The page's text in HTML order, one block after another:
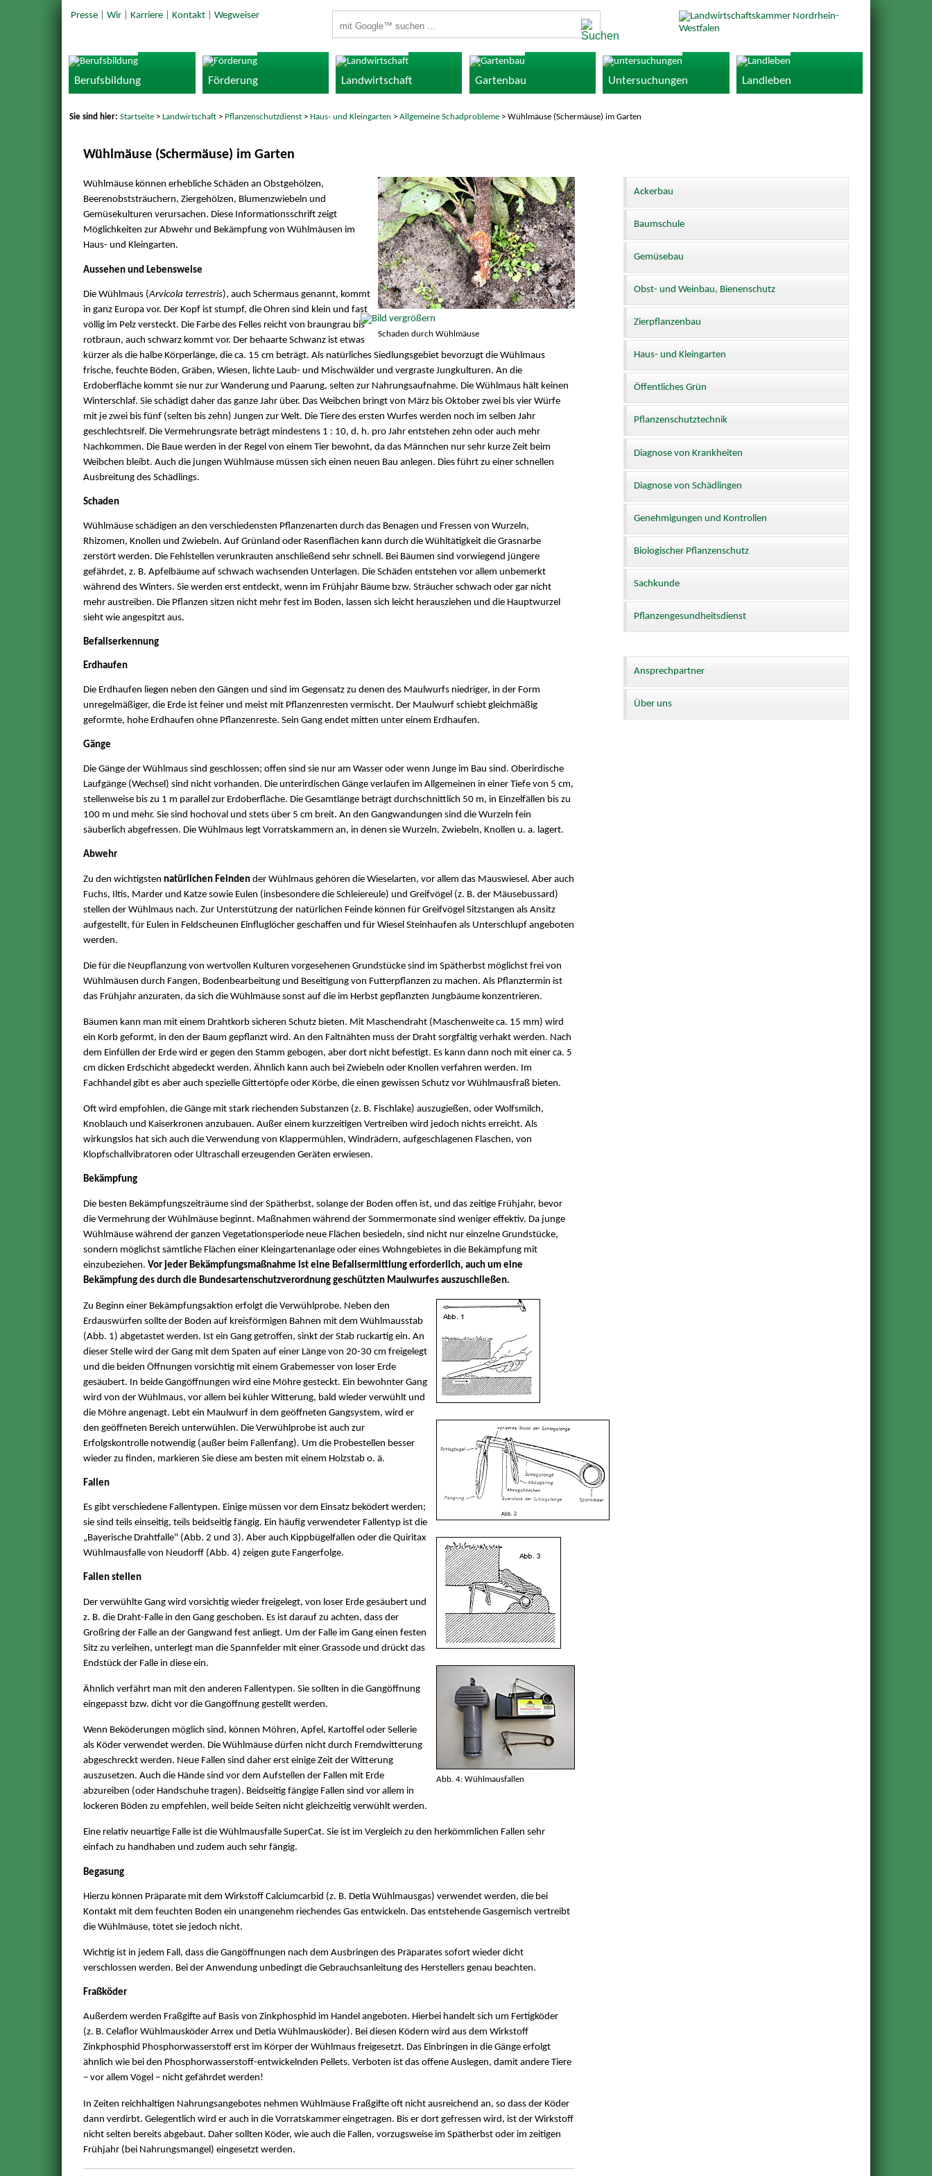
Presse| Wir| Karriere| Kontakt| Wegweiser
Berufsbildung Förderung Landwirtschaft Gartenbau Untersuchungen Landleben
Sie sind hier:Startseite >Landwirtschaft > Pflanzenschutzdienst >Haus- und Kleingarten >Allgemeine Schadprobleme > Wühlmäuse (Schermäuse) im Garten
Wühlmäuse (Schermäuse) im Garten
Schaden durch Wühlmäuse
Wühlmäuse können erhebliche Schäden an Obstgehölzen,
Beerenobststräuchern, Ziergehölzen, Blumenzwiebeln und
Gemüsekulturen verursachen. Diese Informationsschrift zeigt
Möglichkeiten zur Abwehr und Bekämpfung von Wühlmäusen im
Haus- und Kleingarten.
Aussehen und Lebensweise
Die Wühlmaus (Arvicola terrestris), auch Schermaus genannt, kommt
in ganz Europa vor. Der Kopf ist stumpf, die Ohren sind klein und fast
völlig im Pelz versteckt. Die Farbe des Felles reicht von braungrau bis
rotbraun, auch schwarz kommt vor. Der behaarte Schwanz ist etwas
kürzer als die halbe Körperlänge, die ca. 15 cm beträgt. Als natürliches Siedlungsgebiet bevorzugt die Wühlmaus
frische, feuchte Böden, Gräben, Wiesen, lichte Laub- und Mischwälder und vergraste Jungkulturen. An die
Erdoberfläche kommt sie nur zur Wanderung und Paarung, selten zur Nahrungsaufnahme. Die Wühlmaus hält keinen
Winterschlaf. Sie schädigt daher das ganze Jahr über. Das Weibchen bringt von März bis Oktober zwei bis vier Würfe
mit je zwei bis fünf (selten bis zehn) Jungen zur Welt. Die Tiere des ersten Wurfes werden noch im selben Jahr
geschlechtsreif. Die Vermehrungsrate beträgt mindestens 1 : 10, d. h. pro Jahr entstehen zehn oder auch mehr
Nachkommen. Die Baue werden in der Regel von einem Tier bewohnt, da das Männchen nur sehr kurze Zeit beim
Weibchen bleibt. Auch die jungen Wühlmäuse müssen sich einen neuen Bau anlegen. Dies führt zu einer schnellen
Ausbreitung des Schädlings.
Schaden
Wühlmäuse schädigen an den verschiedensten Pflanzenarten durch das Benagen und Fressen von Wurzeln,
Rhizomen, Knollen und Zwiebeln. Auf Grünland oder Rasenflächen kann durch die Wühltätigkeit die Grasnarbe
zerstört werden. Die Fehlstellen verunkrauten anschließend sehr schnell. Bei Bäumen sind vorwiegend jüngere
gefährdet, z. B. Apfelbäume auf schwach wachsenden Unterlagen. Die Schäden entstehen vor allem unbemerkt
während des Winters. Sie werden erst entdeckt, wenn im Frühjahr Bäume bzw. Sträucher schwach oder gar nicht
mehr austreiben. Die Pflanzen sitzen nicht mehr fest im Boden, lassen sich leicht herausziehen und die Hauptwurzel
sieht wie angespitzt aus.
Befallserkennung
Erdhaufen
Die Erdhaufen liegen neben den Gängen und sind im Gegensatz zu denen des Maulwurfs niedriger, in der Form
unregelmäßiger, die Erde ist feiner und meist mit Pflanzenresten vermischt. Der Maulwurf schiebt gleichmäßig
geformte, hohe Erdhaufen ohne Pflanzenreste. Sein Gang endet mitten unter einem Erdhaufen.
Gänge
Die Gänge der Wühlmaus sind geschlossen; offen sind sie nur am Wasser oder wenn Junge im Bau sind. Oberirdische
Laufgänge (Wechsel) sind nicht vorhanden. Die unterirdischen Gänge verlaufen im Allgemeinen in einer Tiefe von 5 cm,
stellenweise bis zu 1 m parallel zur Erdoberfläche. Die Gesamtlänge beträgt durchschnittlich 50 m, in Einzelfällen bis zu
100 m und mehr. Sie sind hochoval und stets über 5 cm breit. An den Gangwandungen sind die Wurzeln fein
säuberlich abgefressen. Die Wühlmaus legt Vorratskammern an, in denen sie Wurzeln, Zwiebeln, Knollen u. a. lagert.
Abwehr
Zu den wichtigsten natürlichen Feinden der Wühlmaus gehören die Wieselarten, vor allem das Mauswiesel. Aber auch
Fuchs, Iltis, Marder und Katze sowie Eulen (insbesondere die Schleiereule) und Greifvögel (z. B. der Mäusebussard)
stellen der Wühlmaus nach. Zur Unterstützung der natürlichen Feinde können für Greifvögel Sitzstangen als Ansitz
aufgestellt, für Eulen in Feldscheunen Einfluglöcher geschaffen und für Wiesel Steinhaufen als Unterschlupf angeboten
werden.
Die für die Neupflanzung von wertvollen Kulturen vorgesehenen Grundstücke sind im Spätherbst möglichst frei von
Wühlmäusen durch Fangen, Bodenbearbeitung und Beseitigung von Futterpflanzen zu machen. Als Pflanztermin ist
das Frühjahr anzuraten, da sich die Wühlmäuse sonst auf die im Herbst gepflanzten Jungbäume konzentrieren.
Bäumen kann man mit einem Drahtkorb sicheren Schutz bieten. Mit Maschendraht (Maschenweite ca. 15 mm) wird
ein Korb geformt, in den der Baum gepflanzt wird. An den Faltnähten muss der Draht sorgfältig verhakt werden. Nach
dem Einfüllen der Erde wird er gegen den Stamm gebogen, aber dort nicht befestigt. Es kann dann noch mit einer ca. 5
cm dicken Erdschicht abgedeckt werden. Ähnlich kann auch bei Zwiebeln oder Knollen verfahren werden. Im
Fachhandel gibt es aber auch spezielle Gittertöpfe oder Körbe, die einen gewissen Schutz vor Wühlmausfraß bieten.
Oft wird empfohlen, die Gänge mit stark riechenden Substanzen (z. B. Fischlake) auszugießen, oder Wolfsmilch,
Knoblauch und Kaiserkronen anzubauen. Außer einem kurzzeitigen Vertreiben wird jedoch nichts erreicht. Als
wirkungslos hat sich auch die Verwendung von Klappermühlen, Windrädern, aufgeschlagenen Flaschen, von
Klopfschallvibratoren oder Ultraschall erzeugenden Geräten erwiesen.
Bekämpfung
Die besten Bekämpfungszeiträume sind der Spätherbst, solange der Boden offen ist, und das zeitige Frühjahr, bevor
die Vermehrung der Wühlmäuse beginnt. Maßnahmen während der Sommermonate sind weniger effektiv. Da junge
Wühlmäuse während der ganzen Vegetationsperiode neue Flächen besiedeln, sind nicht nur einzelne Grundstücke,
sondern möglichst sämtliche Flächen einer Kleingartenanlage oder eines Wohngebietes in die Bekämpfung mit
einzubeziehen. Vor jeder Bekämpfungsmaßnahme ist eine Befallsermittlung erforderlich, auch um eine
Bekämpfung des durch die Bundesartenschutzverordnung geschützten Maulwurfes auszuschließen.
Abb. 4: Wühlmausfallen
Zu Beginn einer Bekämpfungsaktion erfolgt die Verwühlprobe. Neben den
Erdauswürfen sollte der Boden auf kreisförmigen Bahnen mit dem Wühlmausstab
(Abb. 1) abgetastet werden. Ist ein Gang getroffen, sinkt der Stab ruckartig ein. An
dieser Stelle wird der Gang mit dem Spaten auf einer Länge von 20-30 cm freigelegt
und die beiden Öffnungen vorsichtig mit einem Grabemesser von loser Erde
gesäubert. In beide Gangöffnungen wird eine Möhre gesteckt. Ein bewohnter Gang
wird von der Wühlmaus, vor allem bei kühler Witterung, bald wieder verwühlt und
die Möhre angenagt. Lebt ein Maulwurf in dem geöffneten Gangsystem, wird er
den geöffneten Bereich unterwühlen. Die Verwühlprobe ist auch zur
Erfolgskontrolle notwendig (außer beim Fallenfang). Um die Probestellen besser
wieder zu finden, markieren Sie diese am besten mit einem Holzstab o. ä.
Fallen
Es gibt verschiedene Fallentypen. Einige müssen vor dem Einsatz beködert werden;
sie sind teils einseitig, teils beidseitig fängig. Ein häufig verwendeter Fallentyp ist die
„Bayerische Drahtfalle" (Abb. 2 und 3). Aber auch Kippbügelfallen oder die Quiritax
Wühlmausfalle von Neudorff (Abb. 4) zeigen gute Fangerfolge.
Fallen stellen
Der verwühlte Gang wird vorsichtig wieder freigelegt, von loser Erde gesäubert und
z. B. die Draht-Falle in den Gang geschoben. Es ist darauf zu achten, dass der
Großring der Falle an der Gangwand fest anliegt. Um der Falle im Gang einen festen
Sitz zu verleihen, unterlegt man die Spannfelder mit einer Grassode und drückt das
Endstück der Falle in diese ein.
Ähnlich verfährt man mit den anderen Fallentypen. Sie sollten in die Gangöffnung
eingepasst bzw. dicht vor die Gangöffnung gestellt werden.
Wenn Beköderungen möglich sind, können Möhren, Apfel, Kartoffel oder Sellerie
als Köder verwendet werden. Die Wühlmäuse dürfen nicht durch Fremdwitterung
abgeschreckt werden. Neue Fallen sind daher erst einige Zeit der Witterung
auszusetzen. Auch die Hände sind vor dem Aufstellen der Fallen mit Erde
abzureiben (oder Handschuhe tragen). Beidseitig fängige Fallen sind vor allem in
lockeren Böden zu empfehlen, weil beide Seiten nicht gleichzeitig verwühlt werden.
Eine relativ neuartige Falle ist die Wühlmausfalle SuperCat. Sie ist im Vergleich zu den herkömmlichen Fallen sehr
einfach zu handhaben und zudem auch sehr fängig.
Begasung
Hierzu können Präparate mit dem Wirkstoff Calciumcarbid (z. B. Detia Wühlmausgas) verwendet werden, die bei
Kontakt mit dem feuchten Boden ein unangenehm riechendes Gas entwickeln. Das entstehende Gasgemisch vertreibt
die Wühlmäuse, tötet sie jedoch nicht.
Wichtig ist in jedem Fall, dass die Gangöffnungen nach dem Ausbringen des Präparates sofort wieder dicht
verschlossen werden. Bei der Anwendung unbedingt die Gebrauchsanleitung des Herstellers genau beachten.
Fraßköder
Außerdem werden Fraßgifte auf Basis von Zinkphosphid im Handel angeboten. Hierbei handelt sich um Fertigköder
(z. B. Celaflor Wühlmausköder Arrex und Detia Wühlmausköder). Bei diesen Ködern wird aus dem Wirkstoff
Zinkphosphid Phosphorwasserstoff erst im Körper der Wühlmaus freigesetzt. Das Einbringen in die Gänge erfolgt
ähnlich wie bei den Phosphorwasserstoff-entwickelnden Pellets. Verboten ist das offene Auslegen, damit andere Tiere
– vor allem Vögel – nicht gefährdet werden!
In Zeiten reichhaltigen Nahrungsangebotes nehmen Wühlmäuse Fraßgifte oft nicht ausreichend an, so dass der Köder
dann verdirbt. Gelegentlich wird er auch in die Vorratskammer eingetragen. Bis er dort gefressen wird, ist der Wirkstoff
nicht selten bereits abgebaut. Daher sollten Köder, wie auch die Fallen, vorzugsweise im Spätherbst oder im zeitigen
Frühjahr (bei Nahrungsmangel) eingesetzt werden.
Ackerbau
Baumschule
Gemüsebau
Obst- und Weinbau, Bienenschutz
Zierpflanzenbau
Haus- und Kleingarten
Öffentliches Grün
Pflanzenschutztechnik
Diagnose von Krankheiten
Diagnose von Schädlingen
Genehmigungen und Kontrollen
Biologischer Pflanzenschutz
Sachkunde
Pflanzengesundheitsdienst
Ansprechpartner
Über uns